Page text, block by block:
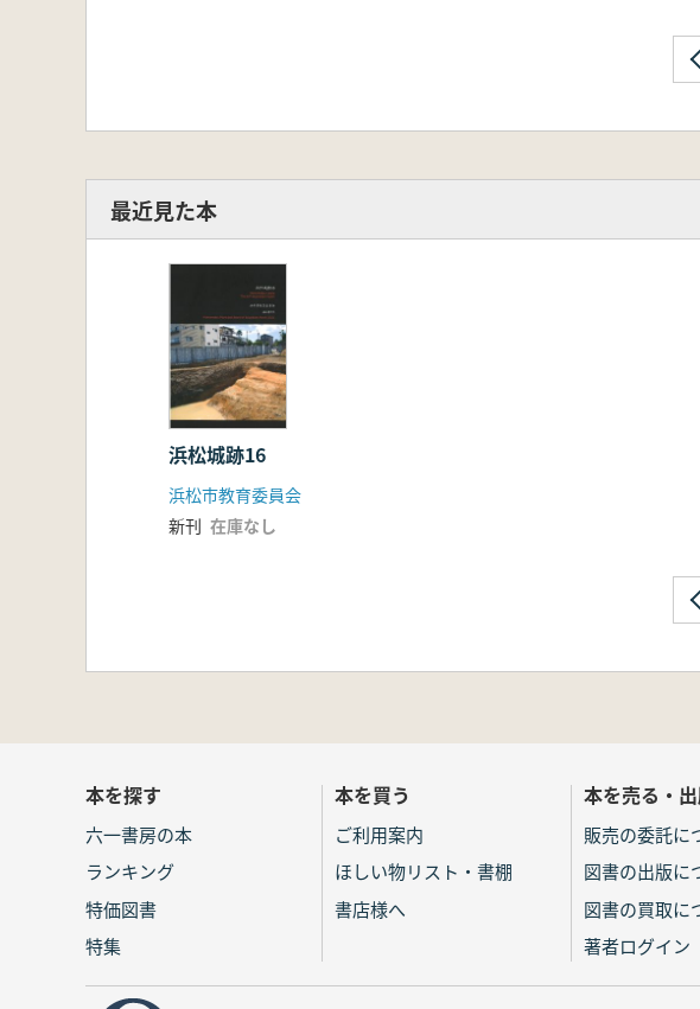
最近見た本
浜松城跡16
浜松市教育委員会
新刊 在庫なし
本を探す
六一書房の本
ランキング
特価図書
特集
本を買う
ご利用案内
ほしい物リスト・書棚
書店様へ
本を売る・
販売の委託に
図書の出版に
図書の買取に
著者ログイン